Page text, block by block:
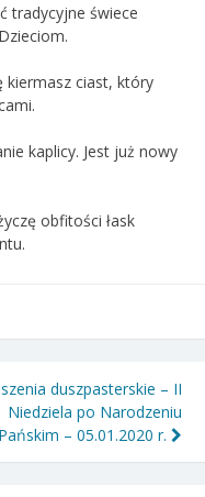
tradycyjne świece
kiermasz ciast, który
kaplicy. Jest już nowy
obfitości łask
duszpasterskie – II
Niedziela po Narodzeniu
Pańskim – 05.01.2020 r.